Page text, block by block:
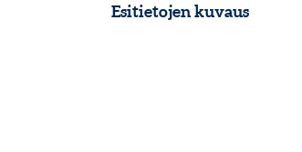
Esitietojen kuvaus